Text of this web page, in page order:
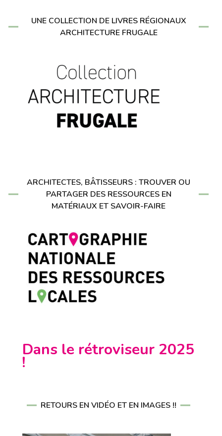
UNE COLLECTION DE LIVRES RÉGIONAUX
ARCHITECTURE FRUGALE
ARCHITECTES, BÂTISSEURS : TROUVER OU
PARTAGER DES RESSOURCES EN
MATÉRIAUX ET SAVOIR-FAIRE
Dans le rétroviseur 2025
!
RETOURS EN VIDÉO ET EN IMAGES !!